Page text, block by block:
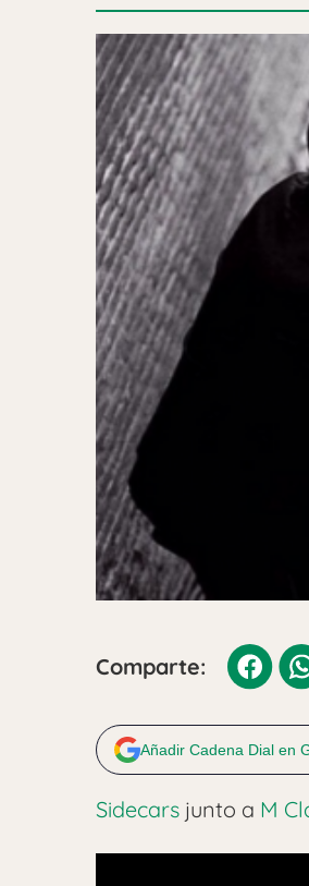
Comparte:
Añadir Cadena Dial en
Sidecars junto a M